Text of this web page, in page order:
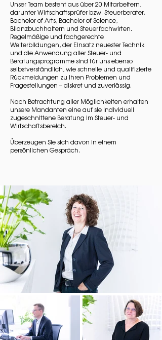
Unser Team besteht aus über 20 Mitarbeitern,
darunter Wirtschaftsprüfer bzw. Steuerberater,
Bachelor of Arts, Bachelor of Science,
Bilanzbuchhaltern und Steuerfachwirten.
Regelmäßige und fachgerechte
Weiterbildungen, der Einsatz neuester Technik
und die Anwendung aller Steuer- und
Beratungsprogramme sind für uns ebenso
selbstverständlich, wie schnelle und qualifizierte
Rückmeldungen zu Ihren Problemen und
Fragestellungen – diskret und zuverlässig.
Nach Betrachtung aller Möglichkeiten erhalten
unsere Mandanten eine auf sie individuell
zugeschnittene Beratung im Steuer- und
Wirtschaftsbereich.
Überzeugen Sie sich davon in einem
persönlichen Gespräch.